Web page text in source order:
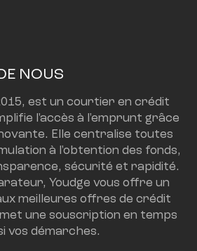
NOUS
est un courtier en crédit
l'accès à l'emprunt grâce
Elle centralise toutes
à l'obtention des fonds,
sécurité et rapidité.
Youdge vous offre un
meilleures offres de crédit
une souscription en temps
vos démarches.